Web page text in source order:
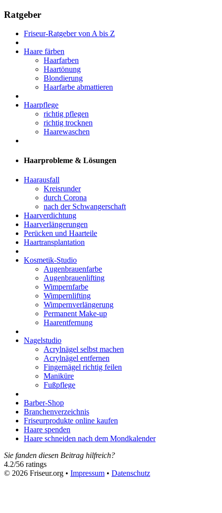
Ratgeber
Friseur-Ratgeber von A bis Z
Haare färben
Haarfarben
Haartönung
Blondierung
Haarfarbe abmattieren
Haarpflege
richtig pflegen
richtig trocknen
Haarewaschen
Haarprobleme & Lösungen
Haarausfall
Kreisrunder
durch Corona
nach der Schwangerschaft
Haarverdichtung
Haarverlängerungen
Perücken und Haarteile
Haartransplantation
Kosmetik-Studio
Augenbrauenfarbe
Augenbrauenlifting
Wimpernfarbe
Wimpernlifting
Wimpernverlängerung
Permanent Make-up
Haarentfernung
Nagelstudio
Acrylnägel selbst machen
Acrylnägel entfernen
Fingernägel richtig feilen
Maniküre
Fußpflege
Barber-Shop
Branchenverzeichnis
Friseurprodukte online kaufen
Haare spenden
Haare schneiden nach dem Mondkalender
Sie fanden diesen Beitrag hilfreich?
4.2/56 ratings
© 2026 Friseur.org • Impressum • Datenschutz